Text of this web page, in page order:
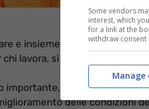
e insieme a quest’ultimo
lavora, si lega al
importante, dal momento che
delle condizioni
Some vendors
interest, which
for a link at the
withdraw consent
Manage